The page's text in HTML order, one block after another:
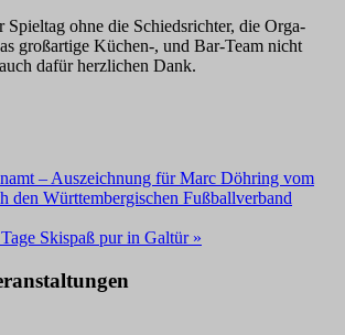
Spieltag ohne die Schiedsrichter, die Orga-
großartige Küchen-, und Bar-Team nicht
dafür herzlichen Dank.
– Auszeichnung für Marc Döhring vom
den Württembergischen Fußballverband
Skispaß pur in Galtür »